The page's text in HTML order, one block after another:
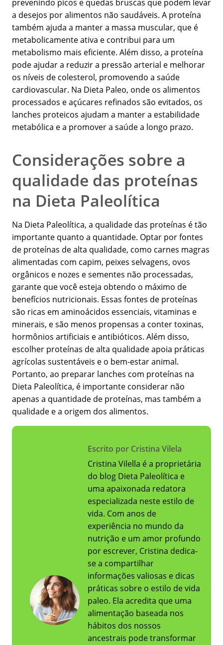
prevenindo picos e quedas bruscas que podem levar
a desejos por alimentos não saudáveis. A proteína
também ajuda a manter a massa muscular, que é
metabolicamente ativa e contribui para um
metabolismo mais eficiente. Além disso, a proteína
pode ajudar a reduzir a pressão arterial e melhorar
os níveis de colesterol, promovendo a saúde
cardiovascular. Na Dieta Paleo, onde os alimentos
processados e açúcares refinados são evitados, os
lanches proteicos ajudam a manter a estabilidade
metabólica e a promover a saúde a longo prazo.
Considerações sobre a
qualidade das proteínas
na Dieta Paleolítica
Na Dieta Paleolítica, a qualidade das proteínas é tão
importante quanto a quantidade. Optar por fontes
de proteínas de alta qualidade, como carnes magras
alimentadas com capim, peixes selvagens, ovos
orgânicos e nozes e sementes não processadas,
garante que você esteja obtendo o máximo de
benefícios nutricionais. Essas fontes de proteínas
são ricas em aminoácidos essenciais, vitaminas e
minerais, e são menos propensas a conter toxinas,
hormônios artificiais e antibióticos. Além disso,
escolher proteínas de alta qualidade apoia práticas
agrícolas sustentáveis e o bem-estar animal.
Portanto, ao preparar lanches com proteínas na
Dieta Paleolítica, é importante considerar não
apenas a quantidade de proteínas, mas também a
qualidade e a origem dos alimentos.
Escrito por Cristina Vilela
Cristina Vilella é a proprietária
do blog Dieta Paleolítica e
uma apaixonada redatora
especializada neste estilo de
vida. Com anos de
experiência no mundo da
nutrição e um amor profundo
por escrever, Cristina dedica-
se a compartilhar
informações valiosas e dicas
práticas sobre o estilo de vida
paleo. Ela acredita que uma
alimentação baseada nos
hábitos dos nossos
ancestrais pode transformar